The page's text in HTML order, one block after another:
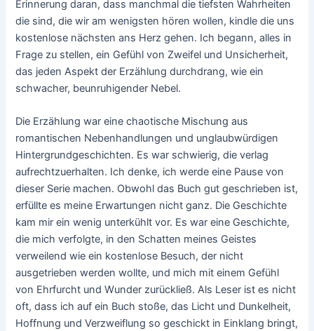
Erinnerung daran, dass manchmal die tiefsten Wahrheiten
die sind, die wir am wenigsten hören wollen, kindle die uns
kostenlose nächsten ans Herz gehen. Ich begann, alles in
Frage zu stellen, ein Gefühl von Zweifel und Unsicherheit,
das jeden Aspekt der Erzählung durchdrang, wie ein
schwacher, beunruhigender Nebel.
Die Erzählung war eine chaotische Mischung aus
romantischen Nebenhandlungen und unglaubwürdigen
Hintergrundgeschichten. Es war schwierig, die verlag
aufrechtzuerhalten. Ich denke, ich werde eine Pause von
dieser Serie machen. Obwohl das Buch gut geschrieben ist,
erfüllte es meine Erwartungen nicht ganz. Die Geschichte
kam mir ein wenig unterkühlt vor. Es war eine Geschichte,
die mich verfolgte, in den Schatten meines Geistes
verweilend wie ein kostenlose Besuch, der nicht
ausgetrieben werden wollte, und mich mit einem Gefühl
von Ehrfurcht und Wunder zurückließ. Als Leser ist es nicht
oft, dass ich auf ein Buch stoße, das Licht und Dunkelheit,
Hoffnung und Verzweiflung so geschickt in Einklang bringt,